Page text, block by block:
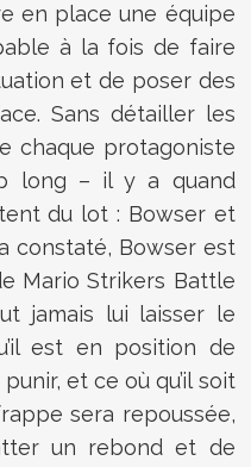
en place une équipe
à la fois de faire
et de poser des
Sans détailler les
chaque protagoniste
long – il y a quand
du lot : Bowser et
constaté, Bowser est
Mario Strikers Battle
jamais lui laisser le
est en position de
et ce où qu’il soit
sera repoussée,
un rebond et de